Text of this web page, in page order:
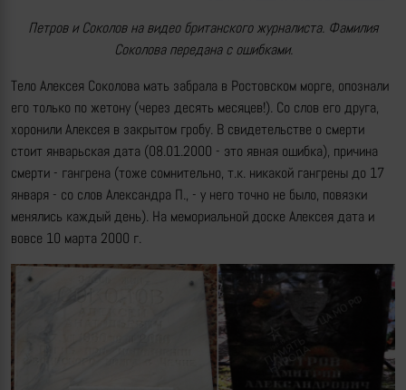
Петров и Соколов на видео британского журналиста. Фамилия
Соколова передана с ошибками.
Тело Алексея Соколова мать забрала в Ростовском морге, опознали
его только по жетону (через десять месяцев!). Со слов его друга,
хоронили Алексея в закрытом гробу. В свидетельстве о смерти
стоит январьская дата (08.01.2000 - это явная ошибка), причина
смерти - гангрена (тоже сомнительно, т.к. никакой гангрены до 17
января - со слов Александра П., - у него точно не было, повязки
менялись каждый день). На мемориальной доске Алексея дата и
вовсе 10 марта 2000 г.